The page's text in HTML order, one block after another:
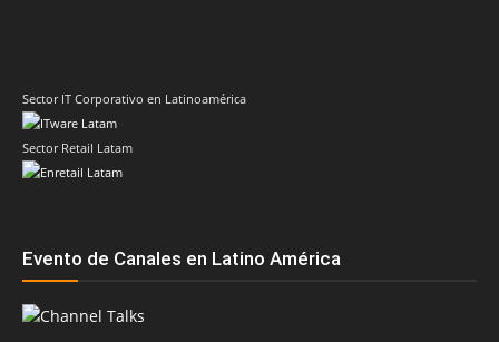
Sector IT Corporativo en Latinoamérica
Sector Retail Latam
Evento de Canales en Latino América